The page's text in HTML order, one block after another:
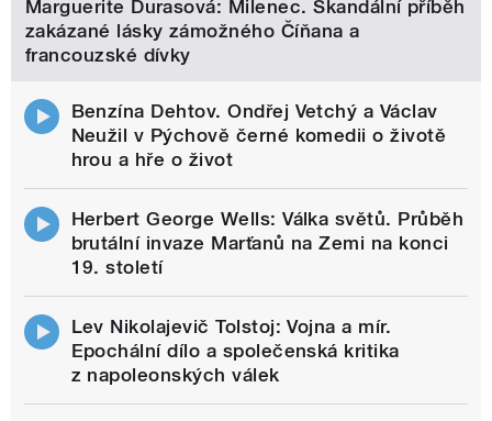
Marguerite Durasová: Milenec. Skandální příběh
zakázané lásky zámožného Číňana a
francouzské dívky
Benzína Dehtov. Ondřej Vetchý a Václav
Neužil v Pýchově černé komedii o životě
hrou a hře o život
Herbert George Wells: Válka světů. Průběh
brutální invaze Marťanů na Zemi na konci
19. století
Lev Nikolajevič Tolstoj: Vojna a mír.
Epochální dílo a společenská kritika
z napoleonských válek